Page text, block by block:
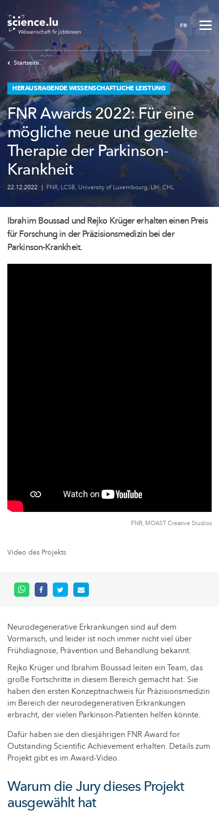
to
main
content
FR
Startseite
HERAUSRAGENDE WISSENSCHAFTLICHE LEISTUNG
FNR Awards 2022: Für eine
mögliche neue und gezielte
Therapie der Parkinson-
Krankheit
22.12.2022 | FNR, LCSB, University of Luxembourg, LIH, CHL
Ibrahim Boussad und Rejko Krüger erhalten einen Preis
für Forschung in derPräzisionsmedizinbei der
Parkinson-Krankheit.
FNR, MOAST Creative Studios
Video des Projekts
Neurodegenerative Erkrankungen sind auf dem
Vormarsch, und leider ist noch immer nicht viel über
Frühdiagnose, Prävention und Behandlung bekannt.
Rejko Krüger und Ibrahim Boussad leiten ein Team, das
große Fortschritte in diesem Bereich gemacht hat: Sie
haben den ersten Konzeptnachweis für Präzisionsmedizin
im Bereich der neurodegenerativen Erkrankungen
erbracht, der vielen Parkinson-Patienten helfen könnte.
Dafür haben sie den diesjährigen FNR Award for
Outstanding Scientific Achievement erhalten. Details zum
Projekt gibt es im Award-Video.
Warum die Jury dieses Projekt
ausgewählt hat